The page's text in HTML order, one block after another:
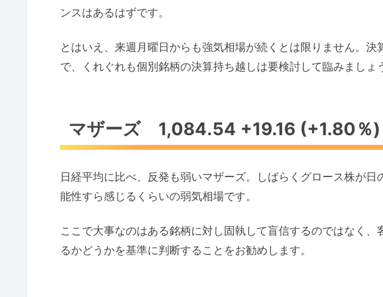
ンスはあるはずです。
とはいえ、来週月曜日からも強気相場が続くとは限りません。決
で、くれぐれも個別銘柄の決算持ち越しは要検討して臨みましょ
マザーズ 1,084.54 +19.16 (+1.80％)
日経平均に比べ、反発も弱いマザーズ。しばらくグロース株が日
能性すら感じるくらいの弱気相場です。
ここで大事なのはある銘柄に対し固執して盲信するのではなく、
るかどうかを基準に判断することをお勧めします。